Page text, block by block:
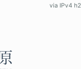
via IPv4 h2